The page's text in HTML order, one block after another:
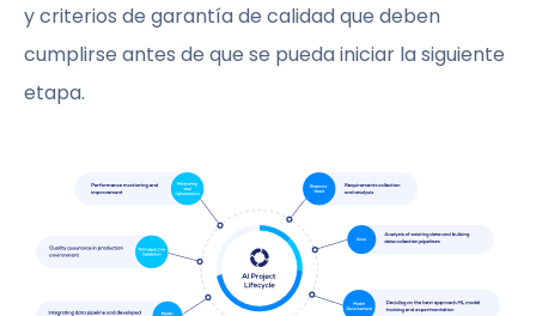
y criterios de garantía de calidad que deben
cumplirse antes de que se pueda iniciar la siguiente
etapa.